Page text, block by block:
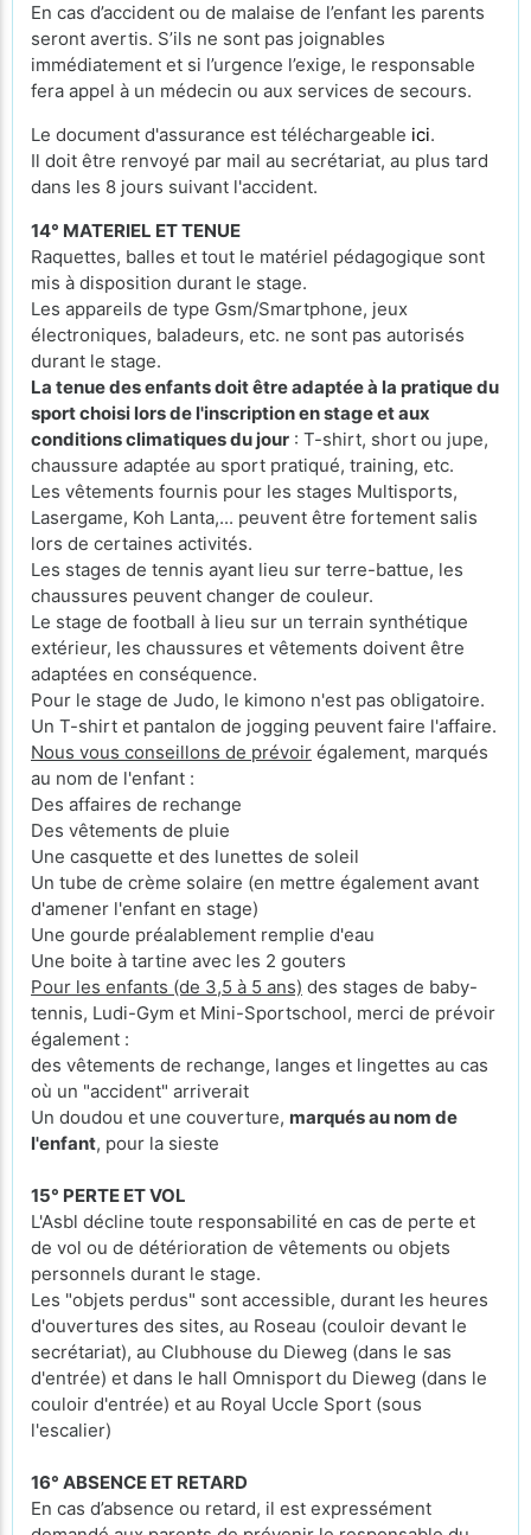
En cas d’accident ou de malaise de l’enfant les parents
seront avertis. S’ils ne sont pas joignables
immédiatement et si l’urgence l’exige, le responsable
fera appel à un médecin ou aux services de secours.
Le document d'assurance est téléchargeable ici.
Il doit être renvoyé par mail au secrétariat, au plus tard
dans les 8 jours suivant l'accident.
14° MATERIEL ET TENUE
Raquettes, balles et tout le matériel pédagogique sont
mis à disposition durant le stage.
Les appareils de type Gsm/Smartphone, jeux
électroniques, baladeurs, etc. ne sont pas autorisés
durant le stage.
La tenue des enfants doit être adaptée à la pratique du
sport choisi lors de l'inscription en stage et aux
conditions climatiques du jour : T-shirt, short ou jupe,
chaussure adaptée au sport pratiqué, training, etc.
Les vêtements fournis pour les stages Multisports,
Lasergame, Koh Lanta,... peuvent être fortement salis
lors de certaines activités.
Les stages de tennis ayant lieu sur terre-battue, les
chaussures peuvent changer de couleur.
Le stage de football à lieu sur un terrain synthétique
extérieur, les chaussures et vêtements doivent être
adaptées en conséquence.
Pour le stage de Judo, le kimono n'est pas obligatoire.
Un T-shirt et pantalon de jogging peuvent faire l'affaire.
Nous vous conseillons de prévoir également, marqués
au nom de l'enfant :
Des affaires de rechange
Des vêtements de pluie
Une casquette et des lunettes de soleil
Un tube de crème solaire (en mettre également avant
d'amener l'enfant en stage)
Une gourde préalablement remplie d'eau
Une boite à tartine avec les 2 gouters
Pour les enfants (de 3,5 à 5 ans) des stages de baby-
tennis, Ludi-Gym et Mini-Sportschool, merci de prévoir
également :
des vêtements de rechange, langes et lingettes au cas
où un "accident" arriverait
Un doudou et une couverture, marqués au nom de
l'enfant, pour la sieste
15° PERTE ET VOL
L'Asbl décline toute responsabilité en cas de perte et
de vol ou de détérioration de vêtements ou objets
personnels durant le stage.
Les "objets perdus" sont accessible, durant les heures
d'ouvertures des sites, au Roseau (couloir devant le
secrétariat), au Clubhouse du Dieweg (dans le sas
d'entrée) et dans le hall Omnisport du Dieweg (dans le
couloir d'entrée) et au Royal Uccle Sport (sous
l'escalier)
16° ABSENCE ET RETARD
En cas d’absence ou retard, il est expressément